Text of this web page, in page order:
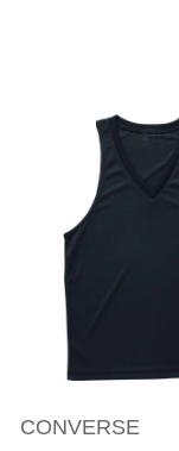
CONVERSE